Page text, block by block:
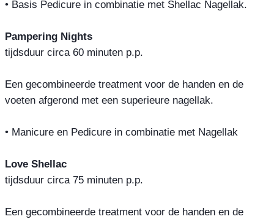
• Basis Pedicure in combinatie met Shellac Nagellak.
Pampering Nights
tijdsduur circa 60 minuten p.p.
Een gecombineerde treatment voor de handen en de
voeten afgerond met een superieure nagellak.
• Manicure en Pedicure in combinatie met Nagellak
Love Shellac
tijdsduur circa 75 minuten p.p.
Een gecombineerde treatment voor de handen en de